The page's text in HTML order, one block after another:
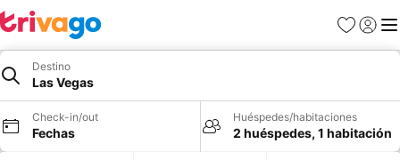
Favoritos
Iniciar
Destino
Las Vegas
Check-in/out
Fechas
Huéspedes/habitaciones
2 huéspedes, 1 habitación